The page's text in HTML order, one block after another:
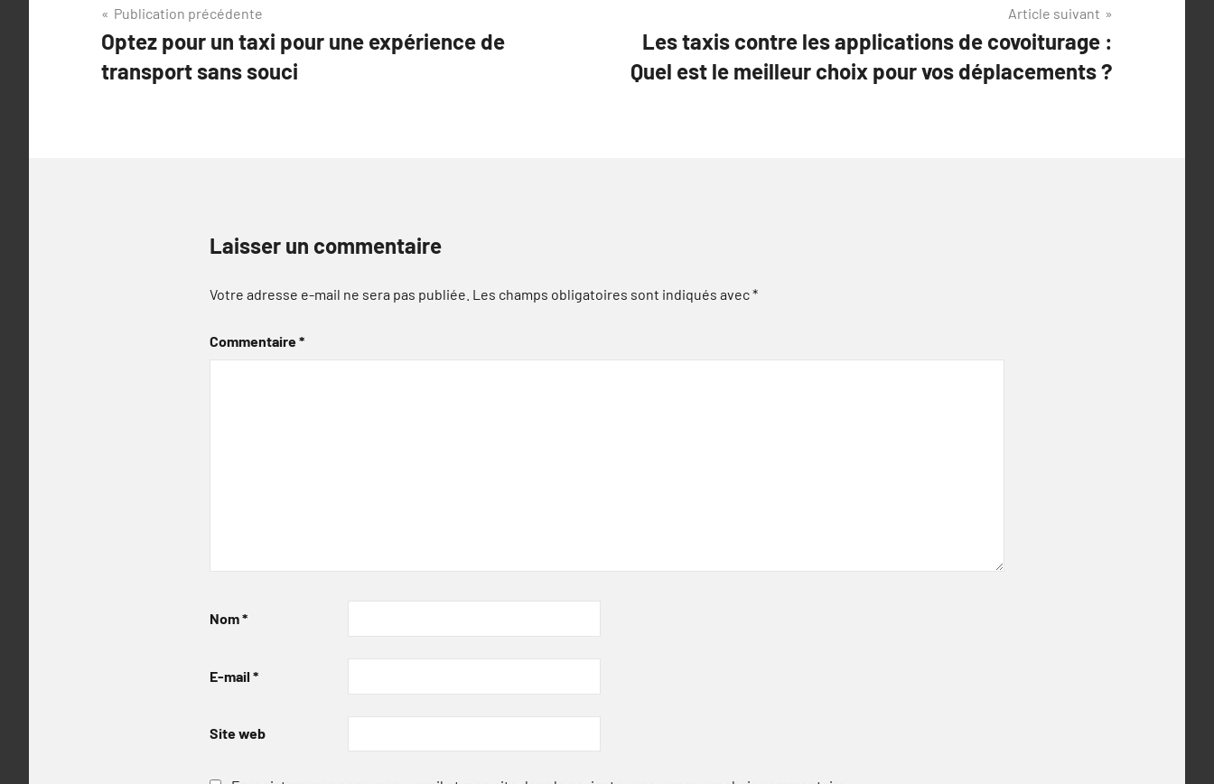
Navigation
de
l’article
Publication précédente
Optez pour un taxi pour une expérience de
transport sans souci
Article suivant
Les taxis contre les applications de covoiturage :
Quel est le meilleur choix pour vos déplacements ?
Laisser un commentaire
Votre adresse e-mail ne sera pas publiée. Les champs obligatoires sont indiqués avec*
Commentaire*
Nom*
E-mail *
Site web